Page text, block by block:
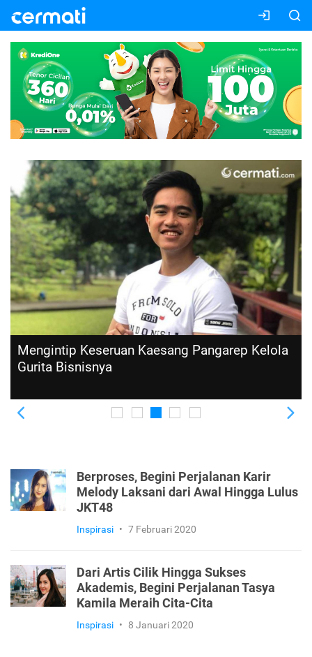
Mengintip Keseruan Kaesang Pangarep Kelola
Gurita Bisnisnya
Berproses, Begini Perjalanan Karir
Melody Laksani dari Awal Hingga Lulus
JKT48
Inspirasi • 7 Februari 2020
Dari Artis Cilik Hingga Sukses
Akademis, Begini Perjalanan Tasya
Kamila Meraih Cita-Cita
Inspirasi • 8 Januari 2020